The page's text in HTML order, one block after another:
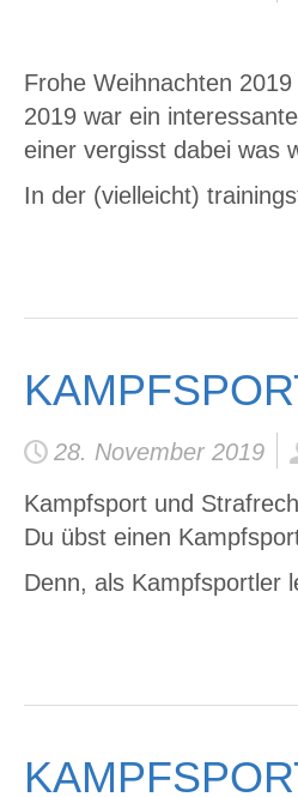
Frohe Weihnachten 2019
2019 war ein
einer vergisst dabei was
In der (vielleicht)
28. November 2019
Kampfsport und
Du übst einen
Denn, als Kampfsportler